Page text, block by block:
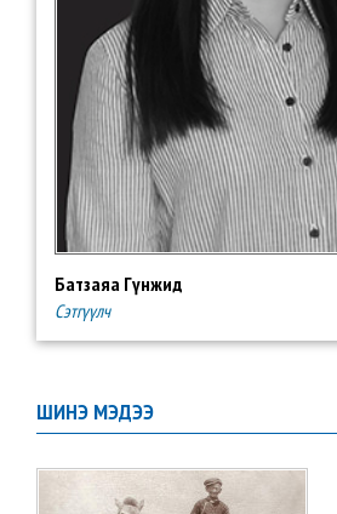
Батзаяа Гүнжид
Сэтгүүлч
ШИНЭ МЭДЭЭ